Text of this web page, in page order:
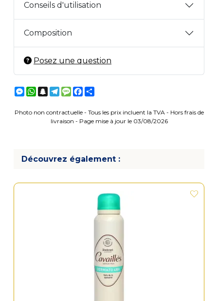
Conseils d'utilisation
Composition
Posez une question
Messenger
WhatsApp
Snapchat
Telegram
MessageFacebook
Photo non contractuelle - Tous les prix incluent la TVA - Hors frais de
livraison - Page mise à jour le 03/08/2026
Découvrez également :